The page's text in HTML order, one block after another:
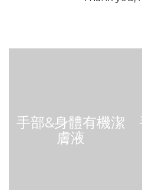
手部&身體有機潔
膚液